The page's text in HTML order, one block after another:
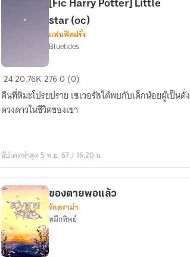
[Fic
Harry
Potter]
Little
[Fic Harry Potter] Little
star (oc)
แฟนฟิคฝรั่ง
Bluetides
2420.76K2760 (0)
คืนที่หิมะโปรยปราย เซเวอรัสได้พบกับเด็กน้อยผู้เป็นดั่ง
ดวงดาวในชีวิตของเขา
อัปเดตล่าสุด 5 พ.ย. 67 / 16:20 น.
ของตายพอแล้ว
รักดราม่า
หมึกทิพย์